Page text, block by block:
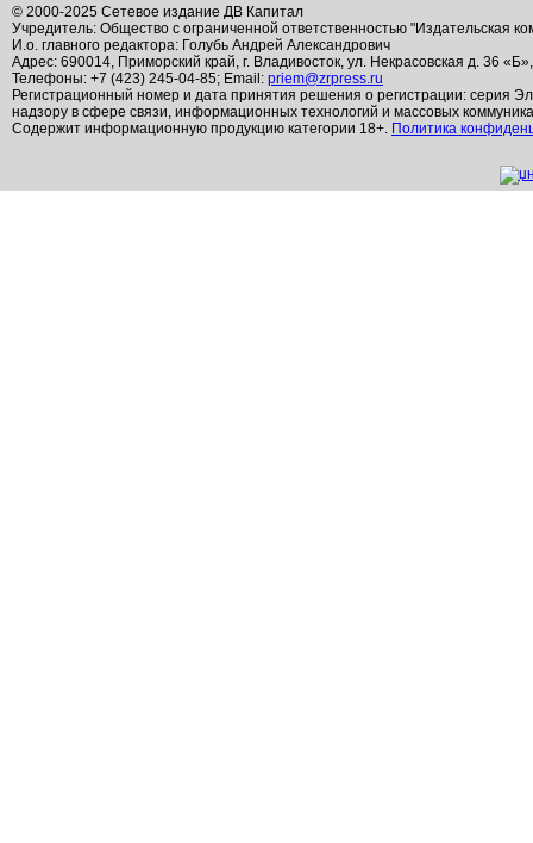
© 2000-2025 Сетевое издание ДВ Капитал
Учредитель: Общество с ограниченной ответственностью "Издательская
И.о. главного редактора: Голубь Андрей Александрович
Адрес: 690014, Приморский край, г. Владивосток, ул. Некрасовская д. 36
Телефоны: +7 (423) 245-04-85; Email: priem@zrpress.ru
Регистрационный номер и дата принятия решения о регистрации: серия
надзору в сфере связи, информационных технологий и массовых
Содержит информационную продукцию категории 18+. Политика